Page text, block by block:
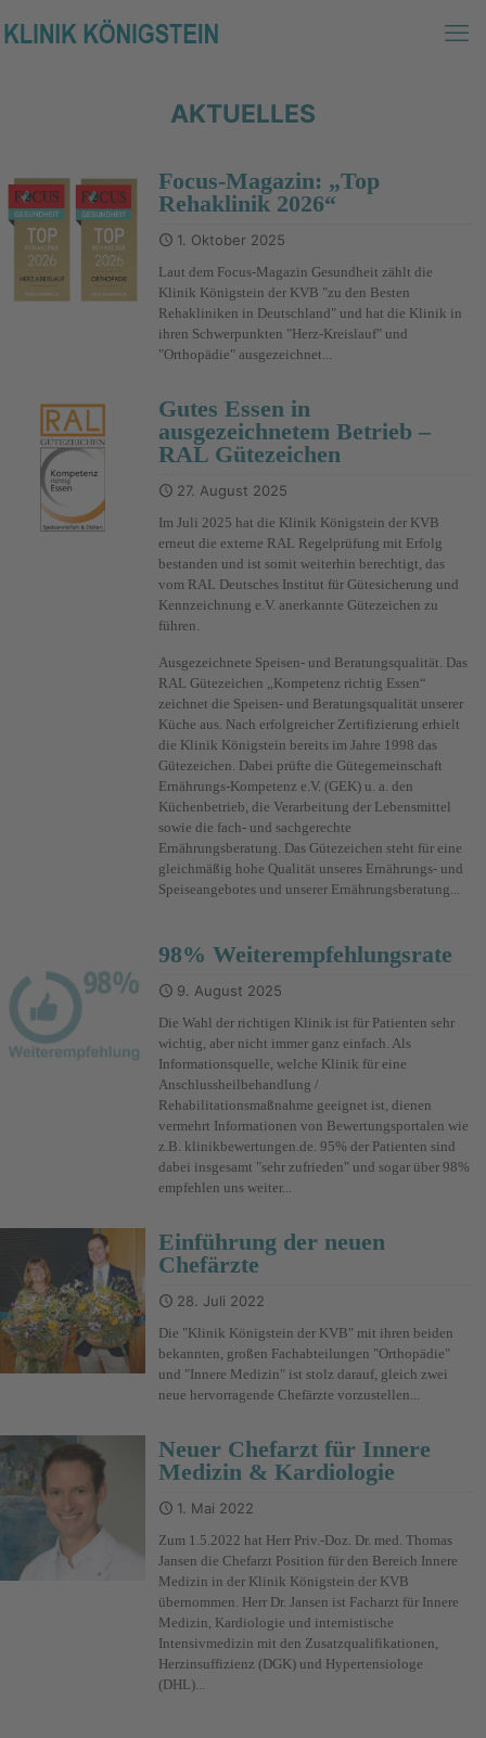
AKTUELLES
Focus-Magazin: „Top
Rehaklinik 2026“
1. Oktober 2025
Laut dem Focus-Magazin Gesundheit zählt die
Klinik Königstein der KVB "zu den Besten
Rehakliniken in Deutschland" und hat die Klinik in
ihren Schwerpunkten "Herz-Kreislauf" und
"Orthopädie" ausgezeichnet...
Gutes Essen in
ausgezeichnetem Betrieb –
RAL Gütezeichen
27. August 2025
Im Juli 2025 hat die Klinik Königstein der KVB
erneut die externe RAL Regelprüfung mit Erfolg
bestanden und ist somit weiterhin berechtigt, das
vom RAL Deutsches Institut für Gütesicherung und
Kennzeichnung e.V. anerkannte Gütezeichen zu
führen.
Ausgezeichnete Speisen- und Beratungsqualität. Das
RAL Gütezeichen „Kompetenz richtig Essen“
zeichnet die Speisen- und Beratungsqualität unserer
Küche aus. Nach erfolgreicher Zertifizierung erhielt
die Klinik Königstein bereits im Jahre 1998 das
Gütezeichen. Dabei prüfte die Gütegemeinschaft
Ernährungs-Kompetenz e.V. (GEK) u. a. den
Küchenbetrieb, die Verarbeitung der Lebensmittel
sowie die fach- und sachgerechte
Ernährungsberatung. Das Gütezeichen steht für eine
gleichmäßig hohe Qualität unseres Ernährungs- und
Speiseangebotes und unserer Ernährungsberatung...
98% Weiterempfehlungsrate
9. August 2025
Die Wahl der richtigen Klinik ist für Patienten sehr
wichtig, aber nicht immer ganz einfach. Als
Informationsquelle, welche Klinik für eine
Anschlussheilbehandlung /
Rehabilitationsmaßnahme geeignet ist, dienen
vermehrt Informationen von Bewertungsportalen wie
z.B. klinikbewertungen.de. 95% der Patienten sind
dabei insgesamt "sehr zufrieden" und sogar über 98%
empfehlen uns weiter...
Einführung der neuen
Chefärzte
28. Juli 2022
Die "Klinik Königstein der KVB" mit ihren beiden
bekannten, großen Fachabteilungen "Orthopädie"
und "Innere Medizin" ist stolz darauf, gleich zwei
neue hervorragende Chefärzte vorzustellen...
Neuer Chefarzt für Innere
Medizin & Kardiologie
1. Mai 2022
Zum 1.5.2022 hat Herr Priv.-Doz. Dr. med. Thomas
Jansen die Chefarzt Position für den Bereich Innere
Medizin in der Klinik Königstein der KVB
übernommen. Herr Dr. Jansen ist Facharzt für Innere
Medizin, Kardiologie und internistische
Intensivmedizin mit den Zusatzqualifikationen,
Herzinsuffizienz (DGK) und Hypertensiologe
(DHL)...